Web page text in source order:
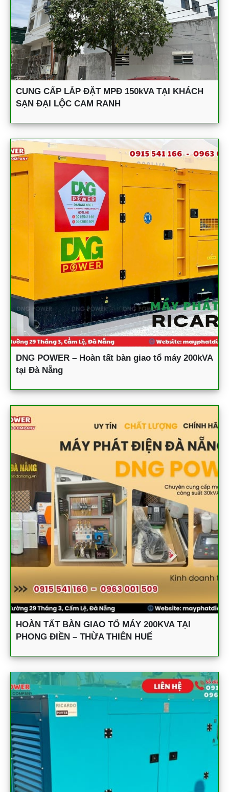
CUNG CẤP LẮP ĐẶT MPĐ 150kVA TẠI KHÁCH
SẠN ĐẠI LỘC CAM RANH
DNG POWER – Hoàn tất bàn giao tổ máy 200kVA
tại Đà Nẵng
HOÀN TẤT BÀN GIAO TỔ MÁY 200KVA TẠI
PHONG ĐIỀN – THỪA THIÊN HUẾ